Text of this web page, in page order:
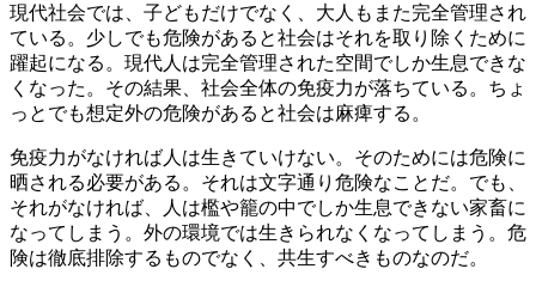
現代社会では、子どもだけでなく、大人もまた完全管理され
ている。少しでも危険があると社会はそれを取り除くために
躍起になる。現代人は完全管理された空間でしか生息できな
くなった。その結果、社会全体の免疫力が落ちている。ちょ
っとでも想定外の危険があると社会は麻痺する。
免疫力がなければ人は生きていけない。そのためには危険に
晒される必要がある。それは文字通り危険なことだ。でも、
それがなければ、人は檻や籠の中でしか生息できない家畜に
なってしまう。外の環境では生きられなくなってしまう。危
険は徹底排除するものでなく、共生すべきものなのだ。